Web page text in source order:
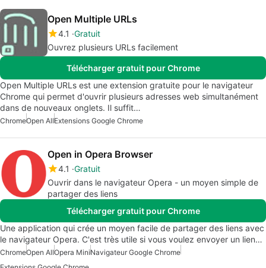
Open Multiple URLs
4.1 Gratuit
Ouvrez plusieurs URLs facilement
Télécharger gratuit pour Chrome
Open Multiple URLs est une extension gratuite pour le navigateur
Chrome qui permet d'ouvrir plusieurs adresses web simultanément
dans de nouveaux onglets. Il suffit…
ChromeOpen AllExtensions Google Chrome
Open in Opera Browser
4.1 Gratuit
Ouvrir dans le navigateur Opera - un moyen simple de
partager des liens
Télécharger gratuit pour Chrome
Une application qui crée un moyen facile de partager des liens avec
le navigateur Opera. C'est très utile si vous voulez envoyer un lien…
ChromeOpen AllOpera MiniNavigateur Google Chrome